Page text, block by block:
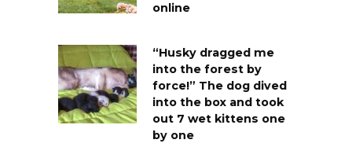
online
“Husky dragged me
into the forest by
force!” The dog dived
into the box and took
out 7 wet kittens one
by one